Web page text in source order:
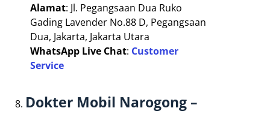
Alamat: Jl. Pegangsaan Dua Ruko
Gading Lavender No.88 D, Pegangsaan
Dua, Jakarta, Jakarta Utara
WhatsApp Live Chat: Customer
Service
Dokter Mobil Narogong –